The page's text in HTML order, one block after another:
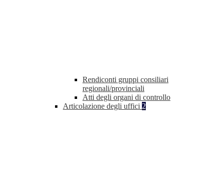
Rendiconti gruppi consiliari
regionali/provinciali
Atti degli organi di controllo
Articolazione degli uffici 2